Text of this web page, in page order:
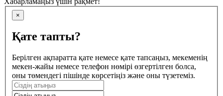
×
Қате тапты?
Берілген ақпаратта қате немесе қате тапсаңыз, мекеменің
мекен-жайы немесе телефон нөмірі өзгертілген болса,
оны төмендегі пішінде көрсетіңіз және оны түзетеміз.